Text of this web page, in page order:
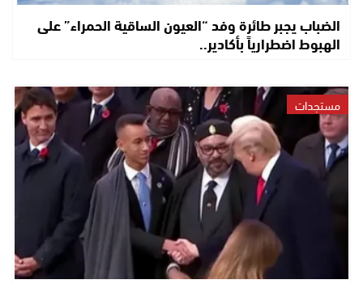
الضباب يجبر طائرة وفد “العيون الساقية الحمراء” على
الهبوط اضطرارياً بأكادير..
مستجدات